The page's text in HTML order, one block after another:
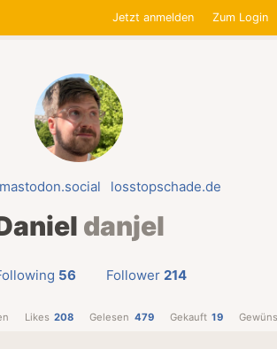
Jetzt anmelden Zum Login
losstopschade.de
danjel
56 Follower 214
Likes 208 Gelesen 479 Gekauft 19